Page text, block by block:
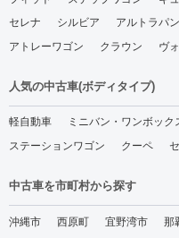
セレナ
シルビア アルトラパン
アトレーワゴン
クラウン ヴ
人気の中古車(ボディタイプ)
軽自動車 ミニバン・ワンボック
ステーションワゴン
クーペ
中古車を市町村から探す
沖縄市 西原町 宜野湾市 那